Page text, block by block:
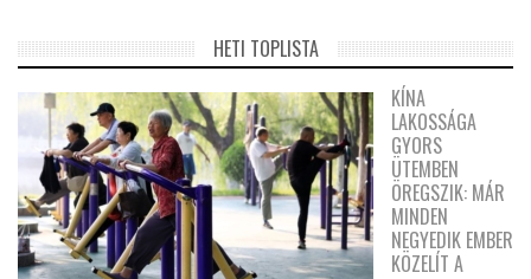
HETI TOPLISTA
KÍNA
LAKOSSÁGA
GYORS
ÜTEMBEN
ÖREGSZIK: MÁR
MINDEN
NEGYEDIK EMBER
KÖZELÍT A